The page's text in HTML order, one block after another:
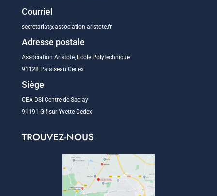
Courriel
secretariat@association-aristote.fr
Adresse postale
Association Aristote, Ecole Polytechnique
91128 Palaiseau Cedex
Siège
CEA-DSI Centre de Saclay
91191 Gif-sur-Yvette Cedex
TROUVEZ-NOUS